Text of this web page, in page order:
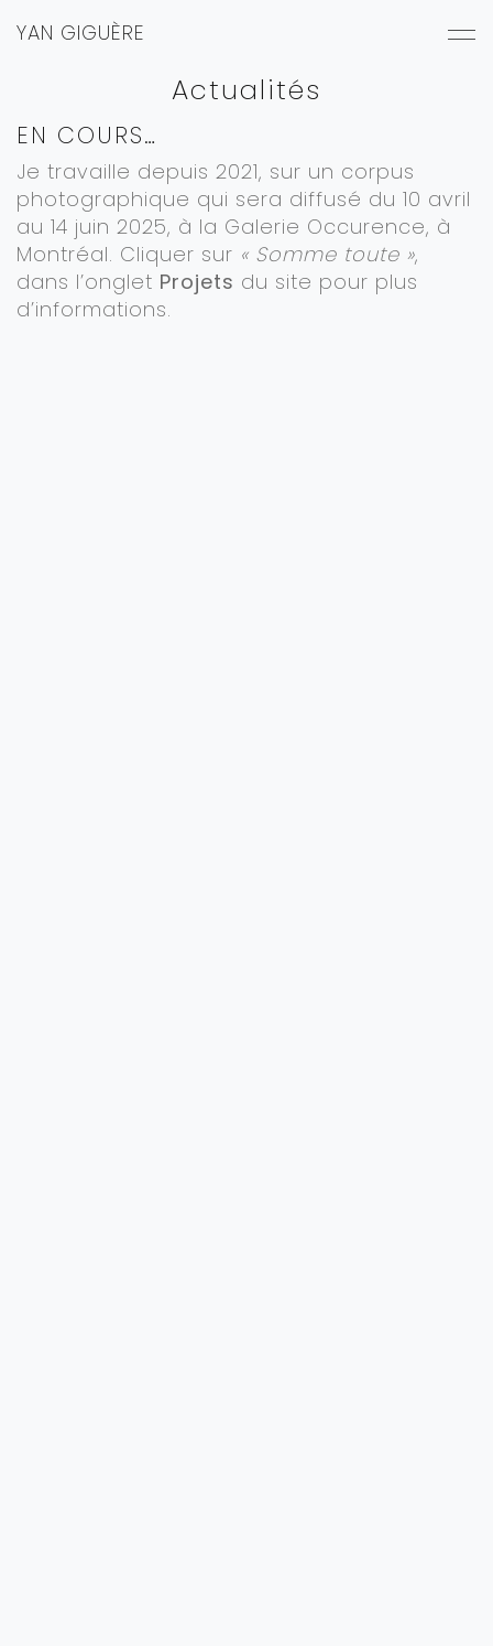
YAN GIGUÈRE
Actualités
EN COURS…
Je travaille depuis 2021, sur un corpus
photographique qui sera diffusé du 10 avril
au 14 juin 2025, à la Galerie Occurence, à
Montréal. Cliquer sur « Somme toute »,
dans l’onglet Projets du site pour plus
d’informations.